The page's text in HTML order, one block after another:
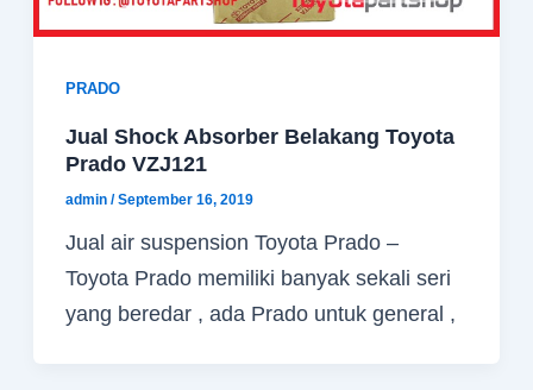
PRADO
Jual Shock Absorber Belakang Toyota
Prado VZJ121
admin/September 16, 2019
Jual air suspension Toyota Prado –
Toyota Prado memiliki banyak sekali seri
yang beredar , ada Prado untuk general ,